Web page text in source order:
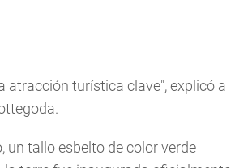
atracción turística clave", explicó a
un tallo esbelto de color verde